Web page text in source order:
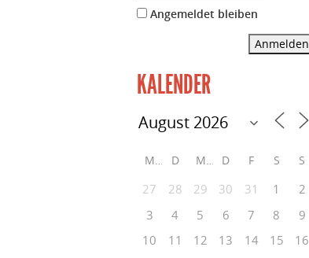
Angemeldet bleiben
Anmelden
KALENDER
M D M D F S S
27 28 29 30 31 1
2
3
4 5 6 7 8
9
10
11 12 13 14 15
16